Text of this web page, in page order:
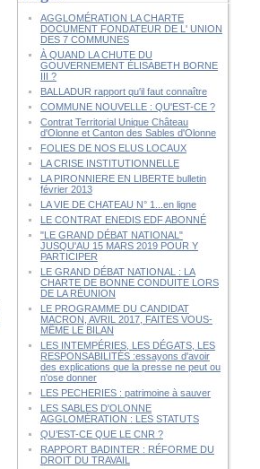
AGGLOMÉRATION LA CHARTE
DOCUMENT FONDATEUR DE L' UNION
DES 7 COMMUNES
À QUAND LA CHUTE DU
GOUVERNEMENT ÉLISABETH BORNE
III ?
BALLADUR rapport qu'il faut connaître
COMMUNE NOUVELLE : QU'EST-CE ?
Contrat Territorial Unique Château
d'Olonne et Canton des Sables d'Olonne
FOLIES DE NOS ELUS LOCAUX
LA CRISE INSTITUTIONNELLE
LA PIRONNIERE EN LIBERTE bulletin
février 2013
LA VIE DE CHATEAU N° 1...en ligne
LE CONTRAT ENEDIS EDF ABONNÉ
"LE GRAND DÉBAT NATIONAL"
JUSQU'AU 15 MARS 2019 POUR Y
PARTICIPER
LE GRAND DÉBAT NATIONAL : LA
CHARTE DE BONNE CONDUITE LORS
DE LA RÉUNION
LE PROGRAMME DU CANDIDAT
MACRON, AVRIL 2017, FAITES VOUS-
MÊME LE BILAN
LES INTEMPÉRIES, LES DÉGATS, LES
RESPONSABILITÉS :essayons d'avoir
des explications que la presse ne peut ou
n'ose donner
LES PECHERIES : patrimoine à sauver
LES SABLES D'OLONNE
AGGLOMÉRATION : LES STATUTS
QU’EST-CE QUE LE CNR ?
RAPPORT BADINTER : RÉFORME DU
DROIT DU TRAVAIL